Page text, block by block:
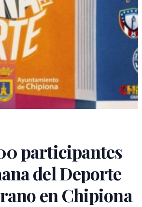
participantes
del Deporte
en Chipiona